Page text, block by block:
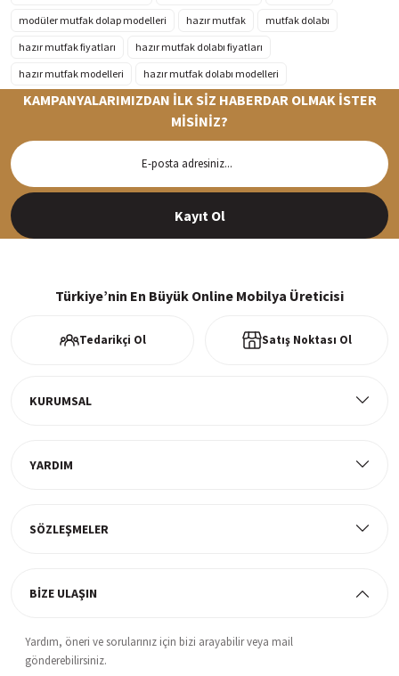
modüler mutfak dolap modelleri
hazır mutfak
mutfak dolabı
hazır mutfak fiyatları
hazır mutfak dolabı fiyatları
hazır mutfak modelleri
hazır mutfak dolabı modelleri
Siparişleriniz en kısa sürede hazırlanarak kargoya verilir
KAMPANYALARIMIZDAN İLK SİZ HABERDAR OLMAK İSTER
MİSİNİZ?
Kayıt Ol
Türkiye’nin En Büyük Online Mobilya Üreticisi
Tedarikçi Ol Satış Noktası Ol
KURUMSAL
YARDIM
SÖZLEŞMELER
BİZE ULAŞIN
Yardım, öneri ve sorularınız için bizi arayabilir veya mail
gönderebilirsiniz.